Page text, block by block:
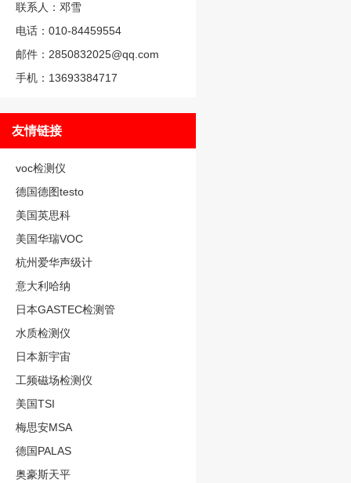
联系人：邓雪
电话：010-84459554
邮件：2850832025@qq.com
手机：13693384717
友情链接
voc检测仪
德国德图testo
美国英思科
美国华瑞VOC
杭州爱华声级计
意大利哈纳
日本GASTEC检测管
水质检测仪
日本新宇宙
工频磁场检测仪
美国TSI
梅思安MSA
德国PALAS
奥豪斯天平